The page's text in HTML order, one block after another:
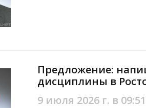
Предложение:
дисциплины в
9 июля 2026 г. в 09:51